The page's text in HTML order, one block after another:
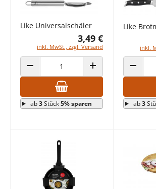
Like Universalschäler
3,49 €
inkl. MwSt., zzgl. Versand
ANZAHL VERRINGERN ANZAHL ERHÖHEN
ab3Stück5% sparen
Like
inkl.
ANZAHL
ab3